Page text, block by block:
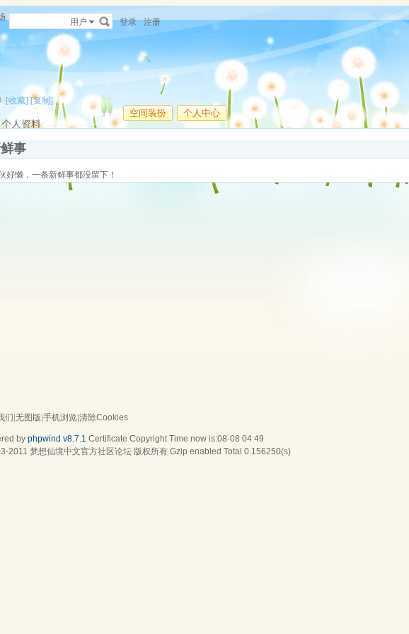
用户 登录 注册
[收藏] [复制]
空间装扮 个人中心
个人资料
事
好懒，一条新鲜事都没留下！
们 无图版 手机浏览 清除Cookies
by phpwind v8.7.1 Certificate Copyright Time now is:08-08 04:49
2011 梦想仙境中文官方社区论坛 版权所有 Gzip enabled Total 0.156250(s)